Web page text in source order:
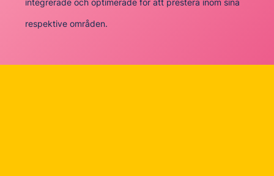
integrerade och optimerade för att prestera inom sina
respektive områden.